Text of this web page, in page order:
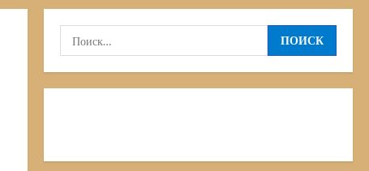
Найти: